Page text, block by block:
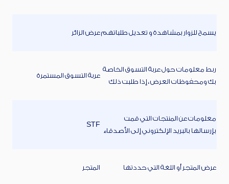
يسمح للزوار بمشاهدة و تعديل طلباتهمعرض الزائر
ربط معلومات حول عربة التسوق الخاصة
بك ومحفوظات العرض ، إذا طلبت ذلك
عربة التسوق المستمرة
معلومات عن المنتجات التي قمت
بإرسالها بالبريد الإلكتروني إلى الأصدقاء
STF
عرض المتجر أو اللغة التي حددتها المتجر